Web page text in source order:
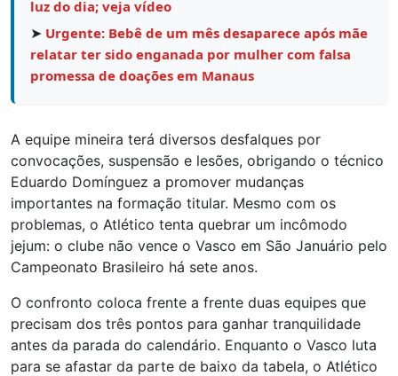
luz do dia; veja vídeo
➤ Urgente: Bebê de um mês desaparece após mãe
relatar ter sido enganada por mulher com falsa
promessa de doações em Manaus
A equipe mineira terá diversos desfalques por
convocações, suspensão e lesões, obrigando o técnico
Eduardo Domínguez a promover mudanças
importantes na formação titular. Mesmo com os
problemas, o Atlético tenta quebrar um incômodo
jejum: o clube não vence o Vasco em São Januário pelo
Campeonato Brasileiro há sete anos.
O confronto coloca frente a frente duas equipes que
precisam dos três pontos para ganhar tranquilidade
antes da parada do calendário. Enquanto o Vasco luta
para se afastar da parte de baixo da tabela, o Atlético